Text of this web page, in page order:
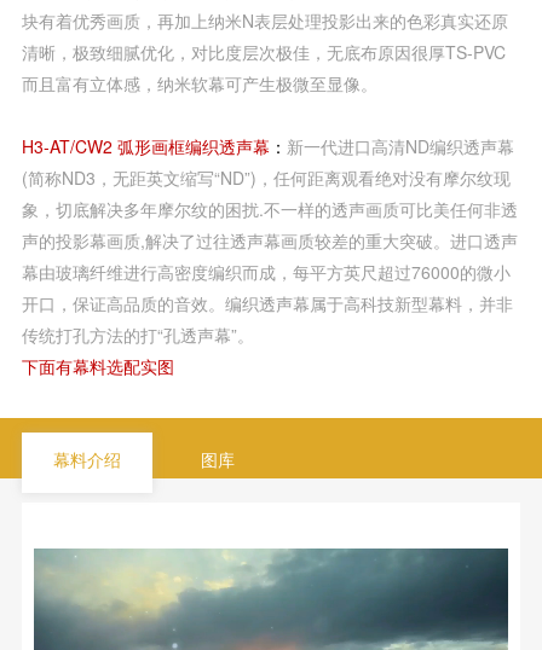
块有着优秀画质，再加上纳米N表层处理投影出来的色彩真实还原
清晰，极致细腻优化，对比度层次极佳，无底布原因很厚TS-PVC
而且富有立体感，纳米软幕可产生极微至显像。
H3-AT/CW2 弧形画框编织透声幕 ： 新一代进口高清ND编织透声幕
(简称ND3，无距英文缩写“ND”)，任何距离观看绝对没有摩尔纹现
象，切底解决多年摩尔纹的困扰.不一样的透声画质可比美任何非透
声的投影幕画质,解决了过往透声幕画质较差的重大突破。进口透声
幕由玻璃纤维进行高密度编织而成，每平方英尺超过76000的微小
开口，保证高品质的音效。编织透声幕属于高科技新型幕料，并非
传统打孔方法的打“孔透声幕”。
下面有幕料选配实图
幕料介绍 图库